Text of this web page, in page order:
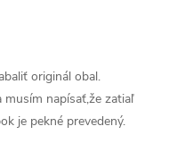
originál obal.
musím napísať,že zatiaľ
je pekné prevedený.